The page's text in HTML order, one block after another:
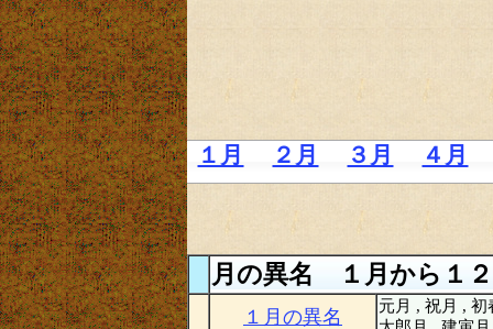
１月 ２月 ３月 ４月
月の異名 １月から１
１月の異名
元月 , 祝月 ,